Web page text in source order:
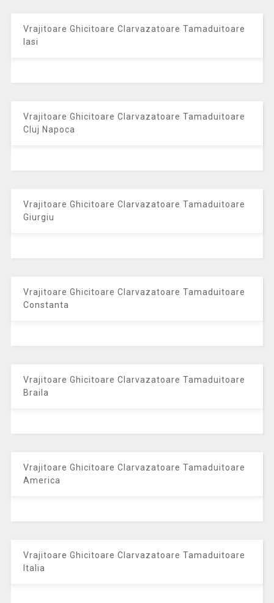
Vrajitoare Ghicitoare Clarvazatoare Tamaduitoare
Iasi
Vrajitoare Ghicitoare Clarvazatoare Tamaduitoare
Cluj Napoca
Vrajitoare Ghicitoare Clarvazatoare Tamaduitoare
Giurgiu
Vrajitoare Ghicitoare Clarvazatoare Tamaduitoare
Constanta
Vrajitoare Ghicitoare Clarvazatoare Tamaduitoare
Braila
Vrajitoare Ghicitoare Clarvazatoare Tamaduitoare
America
Vrajitoare Ghicitoare Clarvazatoare Tamaduitoare
Italia